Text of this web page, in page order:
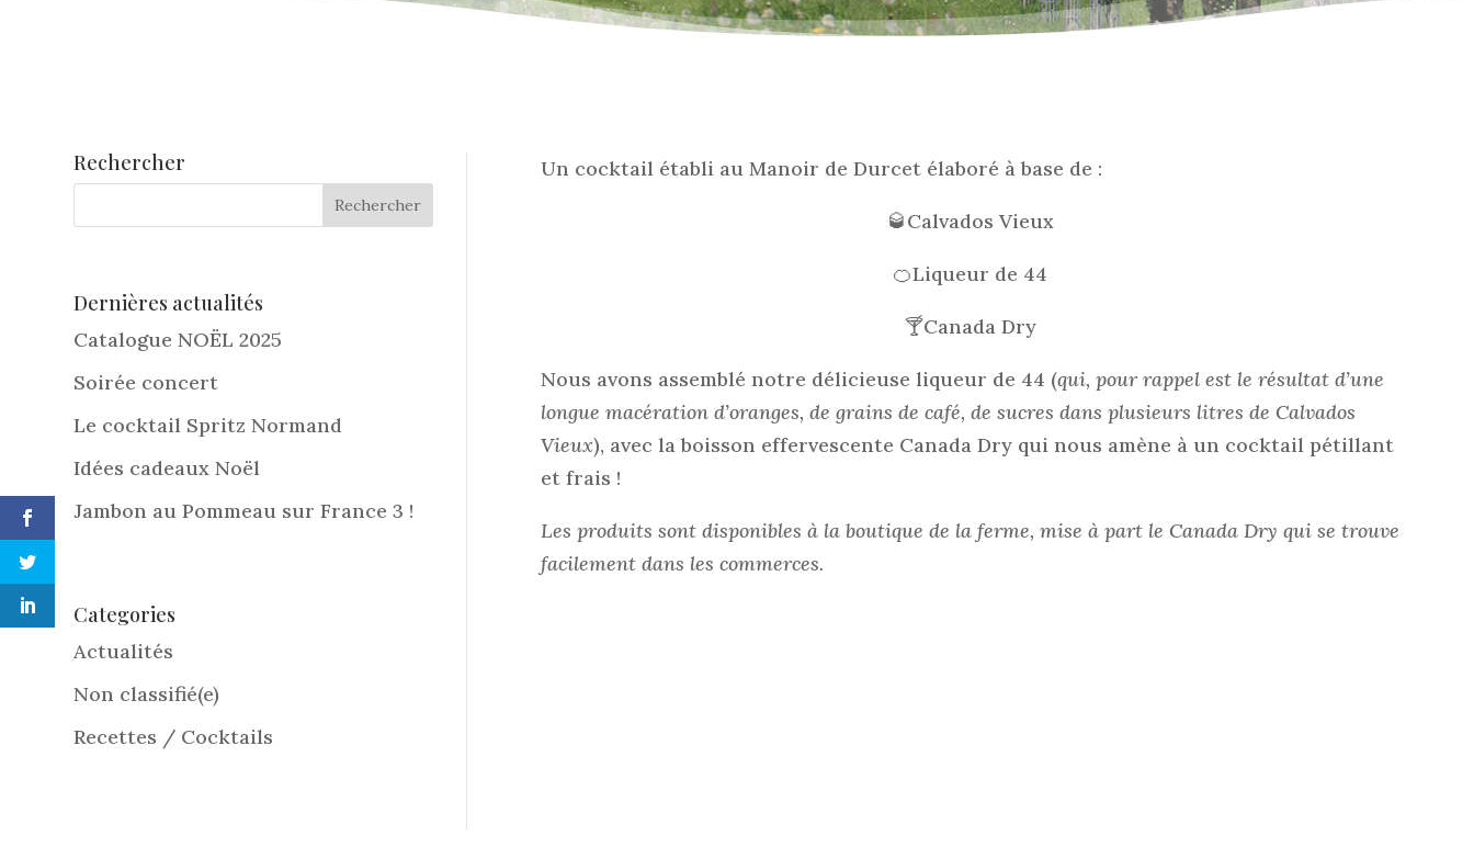
Rechercher
Dernières actualités
Catalogue NOËL 2025
Soirée concert
Le cocktail Spritz Normand
Idées cadeaux Noël
Jambon au Pommeau sur France 3 !
Categories
Actualités
Non classifié(e)
Recettes / Cocktails
Un cocktail établi au Manoir de Durcet élaboré à base de :
🥃Calvados Vieux
🍊Liqueur de 44
🍸Canada Dry
Nous avons assemblé notre délicieuse liqueur de 44 (qui, pour rappel est le résultat d’une
longue macération d’oranges, de grains de café, de sucres dans plusieurs litres de Calvados
Vieux), avec la boisson effervescente Canada Dry qui nous amène à un cocktail pétillant
et frais !
Les produits sont disponibles à la boutique de la ferme, mise à part le Canada Dry qui se trouve
facilement dans les commerces.